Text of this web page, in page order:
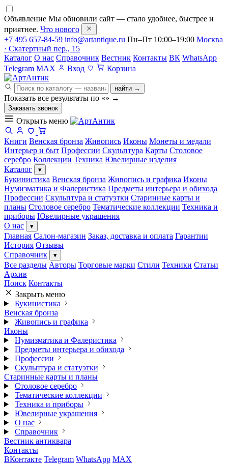
Объявление Мы обновили сайт — стало удобнее, быстрее и
приятнее. Что нового
+7 495 657-84-59 info@artantique.ru Пн–Пт 10:00–19:00 Москва
· Скатертный пер., 15
Каталог О нас Справочник Вестник Контакты ВК WhatsApp
Telegram MAX Вход Корзина
найти →
Показать все результаты по «» →
Заказать звонок
Открыть меню
Книги Венская бронза Живопись Иконы Монеты и медали
Интерьер и быт Профессии Скульптура Карты Столовое
серебро Коллекции Техника Ювелирные изделия
Каталог
▾
Букинистика Венская бронза Живопись и графика Иконы
Нумизматика и Фалеристика Предметы интерьера и обихода
Профессии Скульптура и статуэтки Старинные карты и
планы Столовое серебро Тематические коллекции Техника и
приборы Ювелирные украшения
О нас
▾
Главная Салон-магазин Заказ, доставка и оплата Гарантии
История Отзывы
Справочник
▾
Все разделы Авторы Торговые марки Стили Техники Статьи
Архив
Поиск Контакты
Закрыть меню
Букинистика
Венская бронза
Живопись и графика
Иконы
Нумизматика и Фалеристика
Предметы интерьера и обихода
Профессии
Скульптура и статуэтки
Старинные карты и планы
Столовое серебро
Тематические коллекции
Техника и приборы
Ювелирные украшения
О нас
Справочник
Вестник антиквара
Контакты
ВКонтакте Telegram WhatsApp MAX